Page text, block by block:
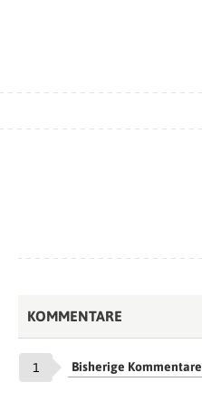
KOMMENTARE
1 Bisherige Kommentare